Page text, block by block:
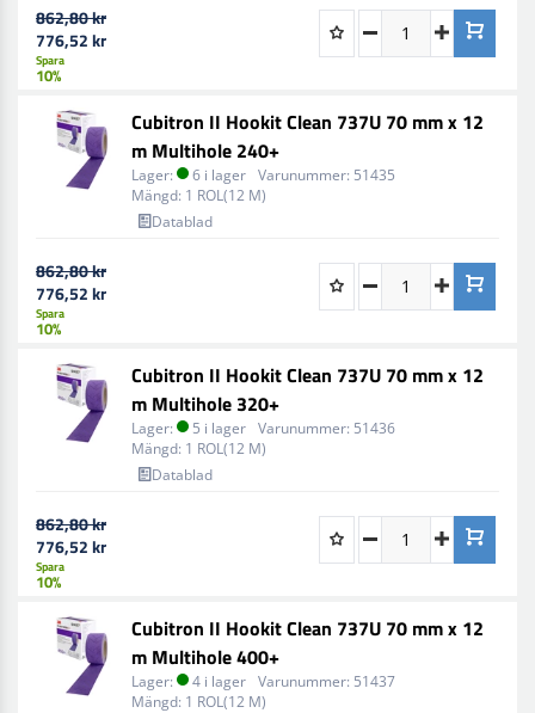
862,80 kr
776,52 kr
Spara
10%
Cubitron II Hookit Clean 737U 70 mm x 12
m Multihole 240+
Lager: 6 i lager Varunummer: 51435
Mängd: 1 ROL(12 M)
Datablad
862,80 kr
776,52 kr
Spara
10%
Cubitron II Hookit Clean 737U 70 mm x 12
m Multihole 320+
Lager: 5 i lager Varunummer: 51436
Mängd: 1 ROL(12 M)
Datablad
862,80 kr
776,52 kr
Spara
10%
Cubitron II Hookit Clean 737U 70 mm x 12
m Multihole 400+
Lager: 4 i lager Varunummer: 51437
Mängd: 1 ROL(12 M)